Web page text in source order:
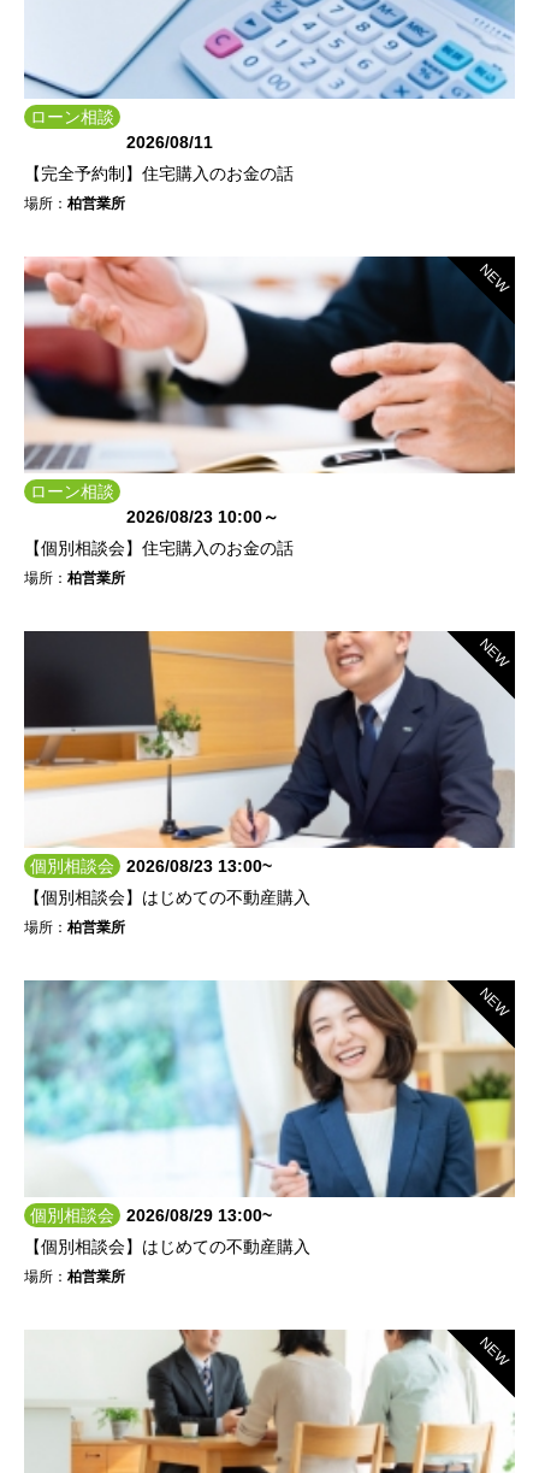
ローン相談
2026/08/11
【完全予約制】住宅購入のお金の話
場所： 柏営業所
NEW
ローン相談
2026/08/23 10:00～
【個別相談会】住宅購入のお金の話
場所： 柏営業所
NEW
個別相談会
2026/08/23 13:00~
【個別相談会】はじめての不動産購入
場所： 柏営業所
NEW
個別相談会
2026/08/29 13:00~
【個別相談会】はじめての不動産購入
場所： 柏営業所
NEW